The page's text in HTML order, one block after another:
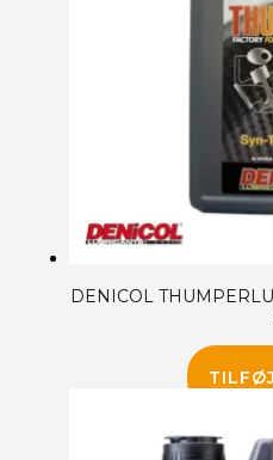
DENICOL